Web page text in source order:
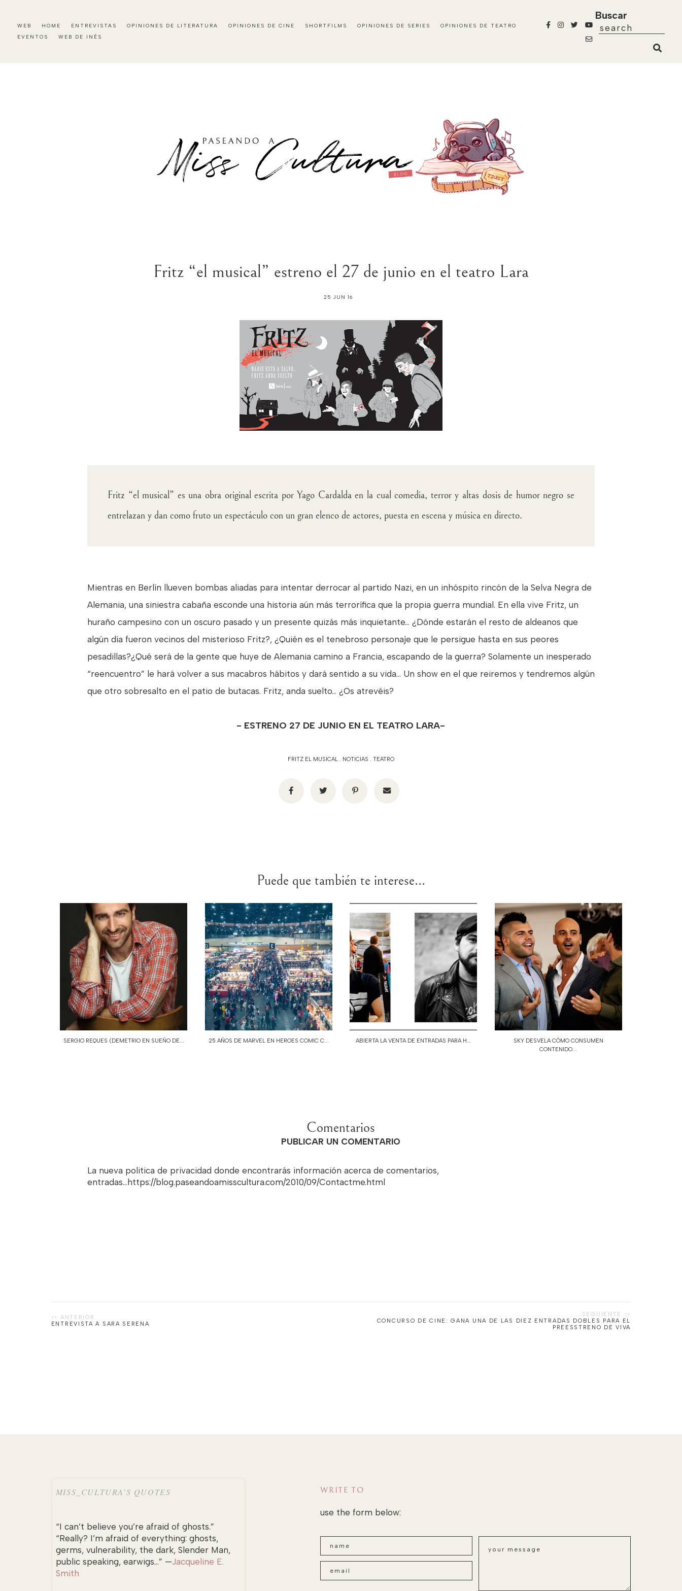
WEB HOME ENTREVISTAS OPINIONES DE LITERATURA OPINIONES DE CINE SHORTFILMS OPINIONES DE SERIES
OPINIONES DE TEATRO
EVENTOS
WEB DE INÉS
Buscar
Fritz “el musical” estreno el 27 de junio en el teatro Lara
25 JUN 16
Fritz “el musical” es una obra original escrita por Yago Cardalda en la cual comedia, terror y altas dosis de humor negro se
entrelazan y dan como fruto un espectáculo con un gran elenco de actores, puesta en escena y música en directo.
Mientras en Berlín llueven bombas aliadas para intentar derrocar al partido Nazi, en un inhóspito rincón de la Selva Negra de
Alemania, una siniestra cabaña esconde una historia aún más terrorífica que la propia guerra mundial. En ella vive Fritz, un
huraño campesino con un oscuro pasado y un presente quizás más inquietante… ¿Dónde estarán el resto de aldeanos que
algún día fueron vecinos del misterioso Fritz?, ¿Quién es el tenebroso personaje que le persigue hasta en sus peores
pesadillas?¿Qué será de la gente que huye de Alemania camino a Francia, escapando de la guerra? Solamente un inesperado
“reencuentro” le hará volver a sus macabros hábitos y dará sentido a su vida… Un show en el que reiremos y tendremos algún
que otro sobresalto en el patio de butacas. Fritz, anda suelto… ¿Os atrevéis?
- ESTRENO 27 DE JUNIO EN EL TEATRO LARA-
FRITZ EL MUSICAL. NOTICIAS . TEATRO
Puede que también te interese...
SERGIO REQUES (DEMETRIO EN SUEÑO DE... 25 AÑOS DE MARVEL EN HEROES COMIC C... ABIERTA LA VENTA DE ENTRADAS PARA H...
SKY DESVELA CÓMO CONSUMEN
CONTENIDO...
Comentarios
PUBLICAR UN COMENTARIO
La nueva politica de privacidad donde encontrarás información acerca de comentarios,
entradas...https://blog.paseandoamisscultura.com/2010/09/Contactme.html
ENTREVISTA A SARA SERENA
CONCURSO DE CINE: GANA UNA DE LAS DIEZ ENTRADAS DOBLES PARA EL
PREESSTRENO DE VIVA
MISS_CULTURA’S QUOTES
“I can’t believe you’re afraid of ghosts.”
“Really? I’m afraid of everything: ghosts,
germs, vulnerability, the dark, Slender Man,
public speaking, earwigs...” —Jacqueline E.
Smith
WRITE TO
use the form below: